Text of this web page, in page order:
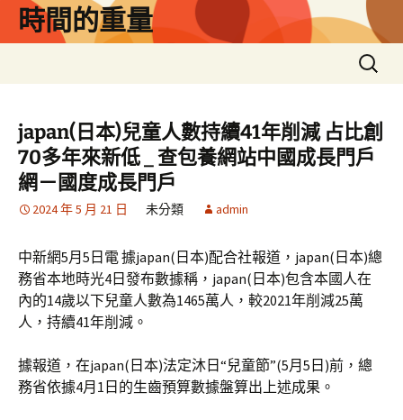
時間的重量
搜
尋
鍵
字:
japan(日本)兒童人數持續41年削減 占比創
70多年來新低 _ 查包養網站中國成長門戶
網－國度成長門戶
2024 年 5 月 21 日 未分類 admin
中新網5月5日電 據japan(日本)配合社報道，japan(日本)總
務省本地時光4日發布數據稱，japan(日本)包含本國人在
內的14歲以下兒童人數為1465萬人，較2021年削減25萬
人，持續41年削減。
據報道，在japan(日本)法定沐日“兒童節”(5月5日)前，總
務省依據4月1日的生齒預算數據盤算出上述成果。